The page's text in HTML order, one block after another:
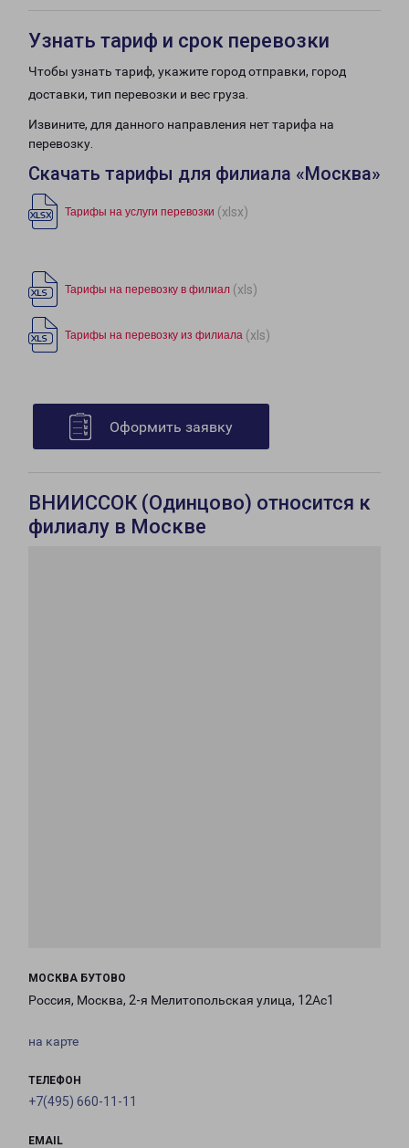
Узнать тариф и срок перевозки
Чтобы узнать тариф, укажите город отправки, город
доставки, тип перевозки и вес груза.
Извините, для данного направления нет тарифа на
перевозку.
Скачать тарифы для филиала «Москва»
Тарифы на услуги перевозки (xlsx)
Тарифы на перевозку в филиал (xls)
Тарифы на перевозку из филиала (xls)
Оформить заявку
ВНИИССОК (Одинцово) относится к
филиалу в Москве
МОСКВА БУТОВО
Россия, Москва, 2-я Мелитопольская улица, 12Ас1
на карте
ТЕЛЕФОН
+7(495) 660-11-11
EMAIL